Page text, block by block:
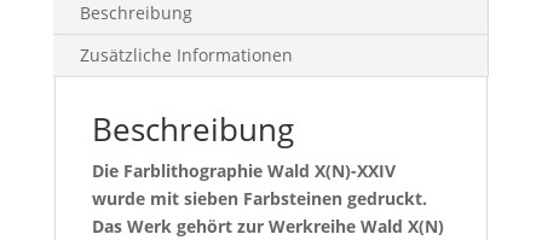
Beschreibung
Zusätzliche Informationen
Beschreibung
Die Farblithographie Wald X(N)-XXIV
wurde mit sieben Farbsteinen gedruckt.
Das Werk gehört zur Werkreihe Wald X(N)